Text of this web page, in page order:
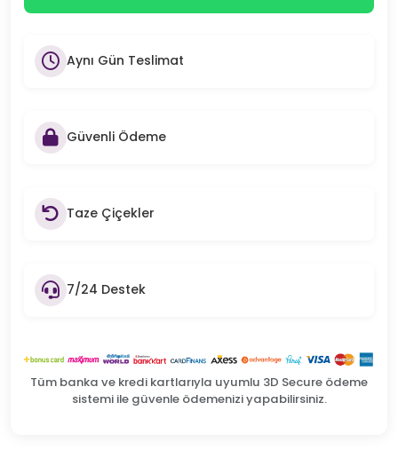
Aynı Gün Teslimat
Güvenli Ödeme
Taze Çiçekler
7/24 Destek
Tüm banka ve kredi kartlarıyla uyumlu 3D Secure ödeme
sistemi ile güvenle ödemenizi yapabilirsiniz.